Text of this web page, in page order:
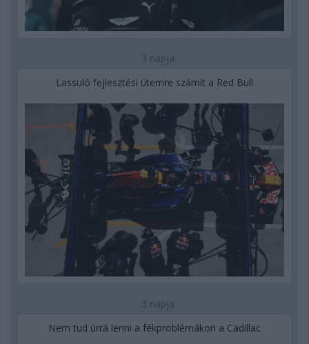
3 napja
Lassuló fejlesztési ütemre számít a Red Bull
3 napja
Nem tud úrrá lenni a fékproblémákon a Cadillac